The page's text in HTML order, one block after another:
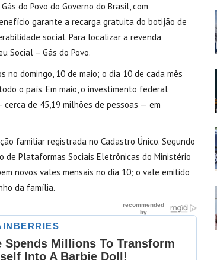
do Povo do Governo do Brasil, com
garante a recarga gratuita do botijão de
social. Para localizar a revenda
Social – Gás do Povo.
domingo, 10 de maio; o dia 10 de cada mês
o país. Em maio, o investimento federal
de 45,19 milhões de pessoas — em
familiar registrada no Cadastro Único. Segundo
Plataformas Sociais Eletrônicas do Ministério
novos vales mensais no dia 10; o vale emitido
da família.